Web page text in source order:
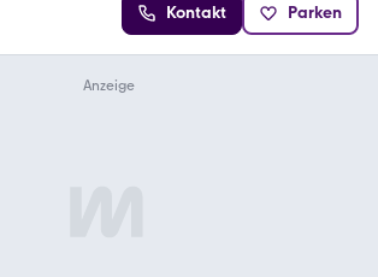
Kontakt Parken